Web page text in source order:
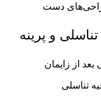
دست
بعد از زایمان
تناسلی